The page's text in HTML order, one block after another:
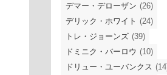
デマー・デローザン (26)
デリック・ホワイト (24)
トレ・ジョーンズ (39)
ドミニク・バーロウ (10)
ドリュー・ユーバンクス